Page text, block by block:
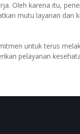
Oleh karena itu,
mutu layanan dan
untuk terus
pelayanan